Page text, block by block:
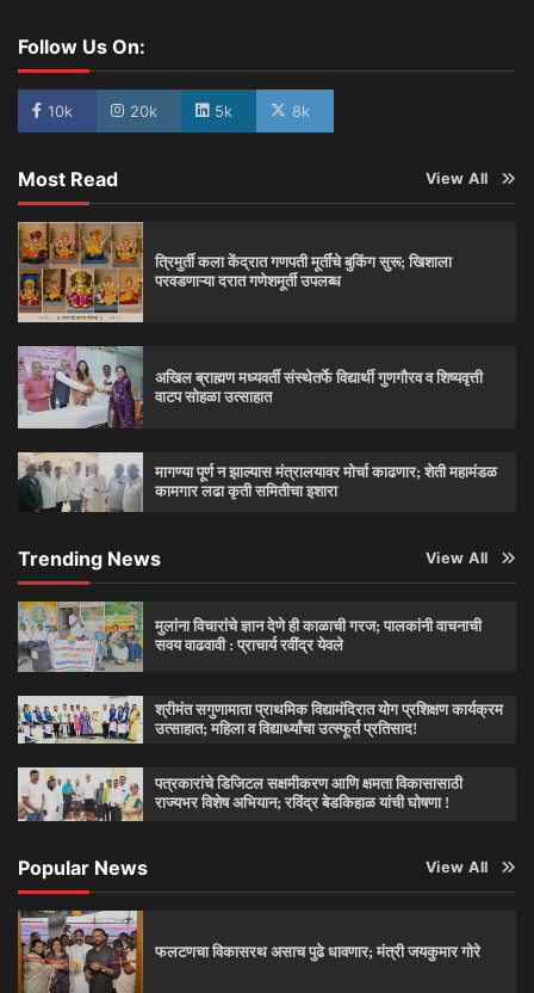
Follow Us On:
10k 20k 5k 8k
Most Read View All
त्रिमुर्ती कला केंद्रात गणपती मूर्तींचे बुकिंग सुरू; खिशाला
परवडणाऱ्या दरात गणेशमूर्ती उपलब्ध
अखिल ब्राह्मण मध्यवर्ती संस्थेतर्फे विद्यार्थी गुणगौरव व शिष्यवृत्ती
वाटप सोहळा उत्साहात
मागण्या पूर्ण न झाल्यास मंत्रालयावर मोर्चा काढणार; शेती महामंडळ
कामगार लढा कृती समितीचा इशारा
Trending News View All
मुलांना विचारांचे ज्ञान देणे ही काळाची गरज; पालकांनी वाचनाची
सवय वाढवावी : प्राचार्य रवींद्र येवले
श्रीमंत सगुणामाता प्राथमिक विद्यामंदिरात योग प्रशिक्षण कार्यक्रम
उत्साहात; महिला व विद्यार्थ्यांचा उत्स्फूर्त प्रतिसाद!
पत्रकारांचे डिजिटल सक्षमीकरण आणि क्षमता विकासासाठी
राज्यभर विशेष अभियान; रविंद्र बेडकिहाळ यांची घोषणा !
Popular News View All
फलटणचा विकासरथ असाच पुढे धावणार; मंत्री जयकुमार गोरे